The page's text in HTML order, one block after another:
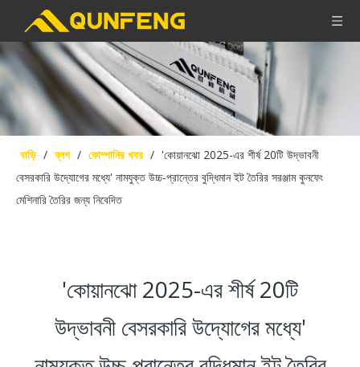
বাড়ি / ব্লগ / কোম্পানির খবর / 'কোয়ানঝো 2025-এর শীর্ষ 20টি উদ্ভাবনী
বেসরকারি উদ্যোগের মধ্যে' নামযুক্ত উচ্চ-প্রান্তের বুদ্ধিমান ইট তৈরির সরঞ্জাম কুনফেং
মেশিনারি তৈরির জন্য নিবেদিত
'কোয়ানঝো 2025-এর শীর্ষ 20টি
উদ্ভাবনী বেসরকারি উদ্যোগের মধ্যে'